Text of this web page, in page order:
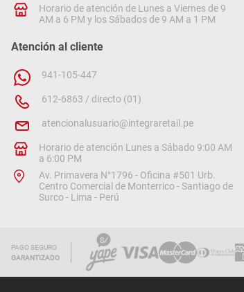
Horario de atención de Lunes a Viernes de 9
AM a 6 PM y los Sábados de 9 AM a 1 PM
Atención al cliente
941-105-447
612-6863 / directo (01)
atencionalusuario@integraretail.pe
Horario de atención Lunes a Sábado 9:00 AM
a 6:00 PM
Av. Primavera N°1796 - Oficina #501 Urb.
Centro Comercial de Monterrico - Santiago de
Surco - Lima - Perú
PAGO SEGURO
GARANTIZADO